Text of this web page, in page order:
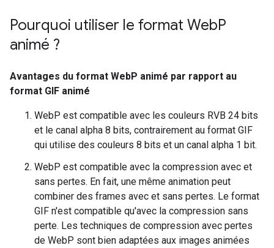
Pourquoi utiliser le format WebP
animé ?
Avantages du format WebP animé par rapport au
format GIF animé
WebP est compatible avec les couleurs RVB 24 bits
et le canal alpha 8 bits, contrairement au format GIF
qui utilise des couleurs 8 bits et un canal alpha 1 bit.
WebP est compatible avec la compression avec et
sans pertes. En fait, une même animation peut
combiner des frames avec et sans pertes. Le format
GIF n'est compatible qu'avec la compression sans
perte. Les techniques de compression avec pertes
de WebP sont bien adaptées aux images animées